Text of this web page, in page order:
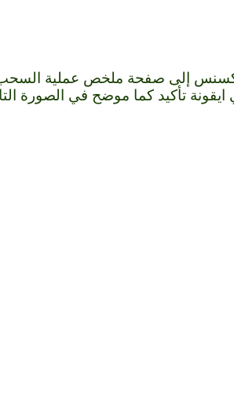
اكسنس إلى صفحة ملخص عملية
تأكيد كما موضح في الصورة